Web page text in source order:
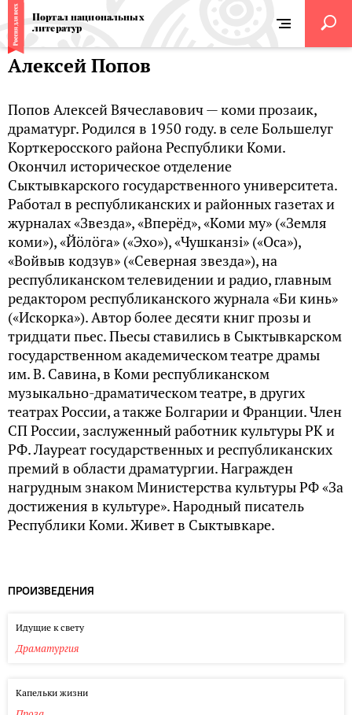
Портал национальных
литератур
Алексей Попов
Попов Алексей Вячеславович — коми прозаик,
драматург. Родился в 1950 году. в селе Большелуг
Корткеросского района Республики Коми.
Окончил историческое отделение
Сыктывкарского государственного университета.
Работал в республиканских и районных газетах и
журналах «Звезда», «Вперёд», «Коми му» («Земля
коми»), «Йӧлӧга» («Эхо»), «Чушканзі» («Оса»),
«Войвыв кодзув» («Северная звезда»), на
республиканском телевидении и радио, главным
редактором республиканского журнала «Би кинь»
(«Искорка»). Автор более десяти книг прозы и
тридцати пьес. Пьесы ставились в Сыктывкарском
государственном академическом театре драмы
им. В. Савина, в Коми республиканском
музыкально-драматическом театре, в других
театрах России, а также Болгарии и Франции. Член
СП России, заслуженный работник культуры РК и
РФ. Лауреат государственных и республиканских
премий в области драматургии. Награжден
нагрудным знаком Министерства культуры РФ «За
достижения в культуре». Народный писатель
Республики Коми. Живет в Сыктывкаре.
ПРОИЗВЕДЕНИЯ
Идущие к свету
Драматургия
Капельки жизни